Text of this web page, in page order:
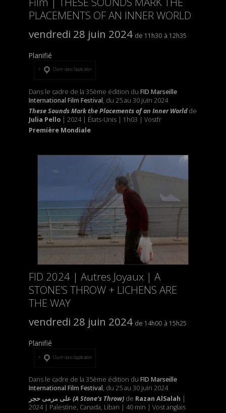
PLACEMENTS OF AN INNER WORLD
vendredi 28 juin 2024
11h30 12h35
Planifié
Ouvrir dans l’application
Dans le cadre de la 35ème édition du FID Marseille
International Film Festival, du 25 au 30 juin 2024
These Sounds Mark the Placements of an Inner Worldde
Julia Pello| 2024 | États-Unis | 1h03 | Vostfr
Première Mondiale
FID 2024 | Autres Joyaux | A
STONE’S THROW + LICHENS ARE
THE WAY
vendredi 28 juin 2024
14h00 15h25
Planifié
Ouvrir dans l’application
Dans le cadre de la 35ème édition du FID Marseille
International Film Festival, du 25 au 30 juin 2024
على مرمى حجر (A Stone’s Throw) de Razan AlSalah |
2024 | Palestine, Canada, Liban | 40 min | Vost anglais